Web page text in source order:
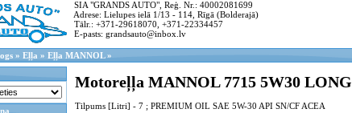
SIA "GRANDS AUTO", Reģ. Nr.: 40002081699
Adrese: Lielupes ielā 1/13 - 114, Rīgā (Bolderajā)
Tālr.: +371-29618070, +371-22334457
E-pasts: grandsauto@inbox.lv
» Eļļa » Eļļa MANNOL»
Motoreļļa MANNOL 7715 5W30
Tilpums [Litri] - 7 ; PREMIUM OIL SAE 5W-30 API SN/CF ACEA